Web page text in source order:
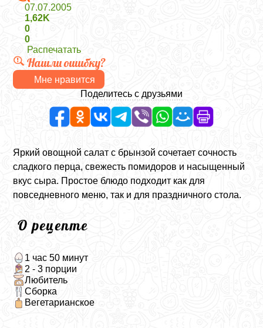
07.07.2005
1,62K
0
0
Распечатать
Нашли ошибку?
Мне нравится
Поделитесь с друзьями
Яркий овощной салат с брынзой сочетает сочность
сладкого перца, свежесть помидоров и насыщенный
вкус сыра. Простое блюдо подходит как для
повседневного меню, так и для праздничного стола.
О рецепте
1 час 50 минут
2 - 3 порции
Любитель
Сборка
Вегетарианское